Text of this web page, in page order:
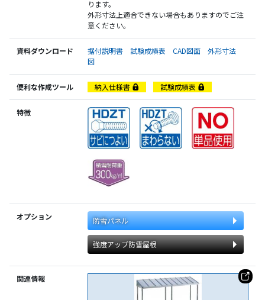
ります。
外形寸法上適合できない場合もありますのでご注
意ください。
資料ダウンロード 据付説明書 試験成績表 CAD図面 外形寸法
図
便利な作成ツール 納入仕様書 試験成績表
特徴
オプション 防雪パネル
強度アップ防雪屋根
関連情報